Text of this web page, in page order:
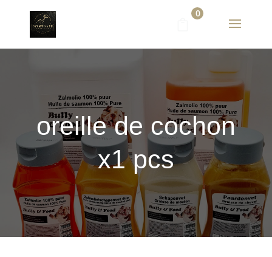
0
oreille de cochon
x1 pcs